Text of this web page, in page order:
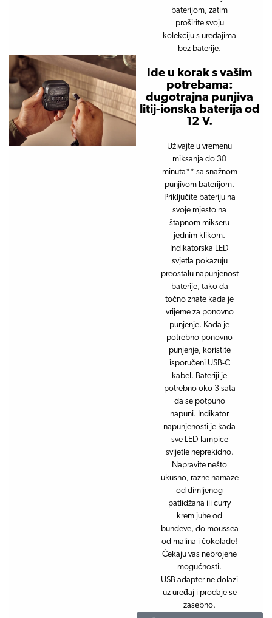
baterijom, zatim
proširite svoju
kolekciju s uređajima
bez baterije.
Ide u korak s vašim
potrebama:
dugotrajna punjiva
litij-ionska baterija od
12 V.
Uživajte u vremenu
miksanja do 30
minuta** sa snažnom
punjivom baterijom.
Priključite bateriju na
svoje mjesto na
štapnom mikseru
jednim klikom.
Indikatorska LED
svjetla pokazuju
preostalu napunjenost
baterije, tako da
točno znate kada je
vrijeme za ponovno
punjenje. Kada je
potrebno ponovno
punjenje, koristite
isporučeni USB-C
kabel. Bateriji je
potrebno oko 3 sata
da se potpuno
napuni. Indikator
napunjenosti je kada
sve LED lampice
svijetle neprekidno.
Napravite nešto
ukusno, razne namaze
od dimljenog
patlidžana ili curry
krem ​​juhe od
bundeve, do moussea
od malina i čokolade!
Čekaju vas nebrojene
mogućnosti.
USB adapter ne dolazi
uz uređaj i prodaje se
zasebno.